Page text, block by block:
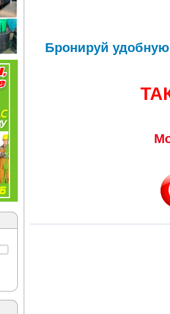
Бронируй удобную